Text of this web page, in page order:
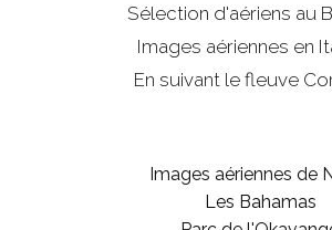
Sélection d'aériens au
Images aériennes en
En suivant le fleuve
Images aériennes de
Les Bahamas